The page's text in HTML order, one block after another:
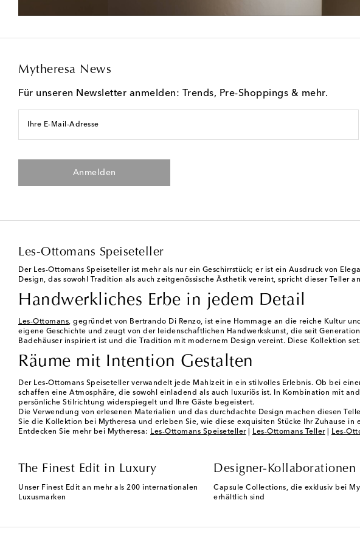
Mytheresa News
Für unseren Newsletter anmelden: Trends, Pre-Shoppings & mehr.
Ihre E-Mail-Adresse
Anmelden
Les-Ottomans Speiseteller
Der Les-Ottomans Speiseteller ist mehr als nur ein Geschirrstück; er ist ein Ausdruck von
Design, das sowohl Tradition als auch zeitgenössische Ästhetik vereint, spricht dieser Teller
Handwerkliches Erbe in jedem Detail
Les-Ottomans, gegründet von Bertrando Di Renzo, ist eine Hommage an die reiche Kultur
eigene Geschichte und zeugt von der leidenschaftlichen Handwerkskunst, die seit
Badehäuser inspiriert ist und die Tradition mit modernem Design vereint. Diese Kollektion
Räume mit Intention Gestalten
Der Les-Ottomans Speiseteller verwandelt jede Mahlzeit in ein stilvolles Erlebnis. Ob bei
schaffen eine Atmosphäre, die sowohl einladend als auch luxuriös ist. In Kombination mit
persönliche Stilrichtung widerspiegelt und Ihre Gäste begeistert.
Die Verwendung von erlesenen Materialien und das durchdachte Design machen diesen
Sie die Kollektion bei Mytheresa und erleben Sie, wie diese exquisiten Stücke Ihr Zuhause
Entdecken Sie mehr bei Mytheresa: Les-Ottomans Speiseteller| Les-Ottomans Teller| Les-
The Finest Edit in Luxury
Unser Finest Edit an mehr als 200 internationalen
Luxusmarken
Designer-Kollaborationen
Capsule Collections, die exklusiv bei
erhältlich sind